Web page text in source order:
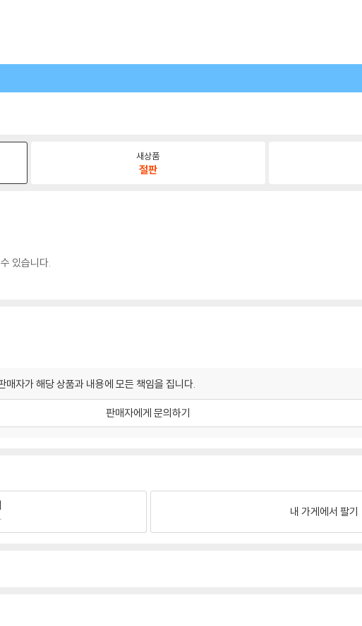
새상품
절판
있습니다.
자가 해당 상품과 내용에 모든 책임을 집니다.
판매자에게 문의하기
내 가게에서 팔기